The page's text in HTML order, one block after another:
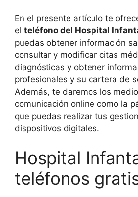
En el presente artículo te
el teléfono del Hospital
puedas obtener información
consultar y modificar citas
diagnósticas y obtener
profesionales y su cartera de
Además, te daremos los
comunicación online como la
que puedas realizar tus
dispositivos digitales.
Hospital
teléfonos